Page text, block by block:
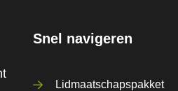
Snel navigeren
Lidmaatschapspakket